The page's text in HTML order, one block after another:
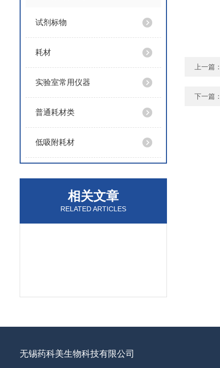
试剂标物
耗材
实验室常用仪器
普通耗材类
低吸附耗材
相关文章
RELATED ARTICLES
上一篇
下一篇
无锡药科美生物科技有限公司